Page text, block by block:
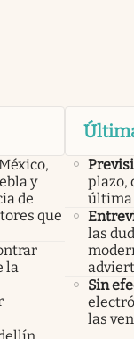
y
de
que
la
plazo,
última
las
Sin
las